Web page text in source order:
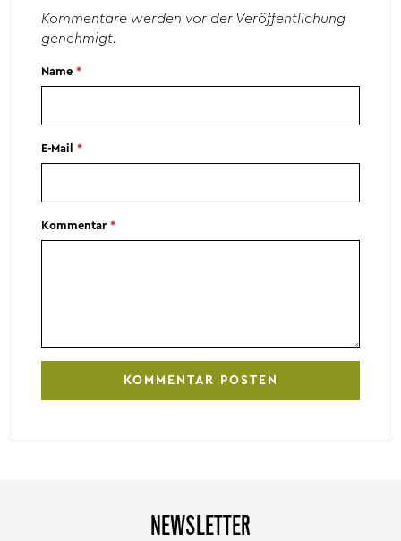
Kommentare werden vor der Veröffentlichung
genehmigt.
Name*
E-Mail*
Kommentar*
NEWSLETTER